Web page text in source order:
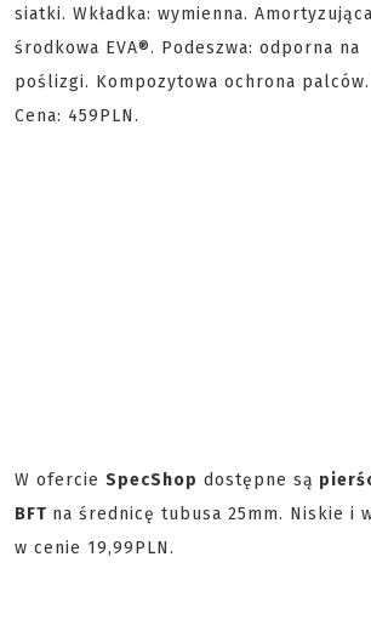
siatki. Wkładka: wymienna.
środkowa EVA®. Podeszwa: odporna na
poślizgi. Kompozytowa ochrona
Cena: 459PLN.
W ofercie SpecShop dostępne są
BFT na średnicę tubusa 25mm. Niskie i
w cenie 19,99PLN.